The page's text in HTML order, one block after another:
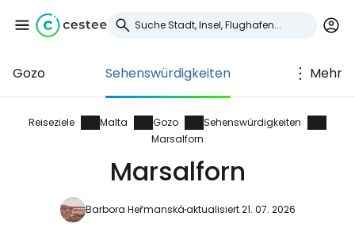
Gozo Sehenswürdigkeiten Mehr
Reiseziele Malta Gozo
Sehenswürdigkeiten
Marsalforn
Marsalforn
Barbora Heřmanskáaktualisiert 21. 07. 2026
Anmeldung bei
Cestee
... die weltweite Reise-Community
Weiter mit Google